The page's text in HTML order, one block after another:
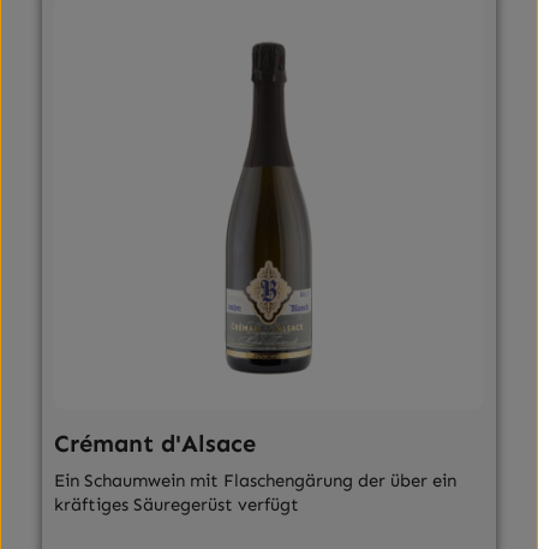
Crémant d'Alsace
Ein Schaumwein mit Flaschengärung der über ein
kräftiges Säuregerüst verfügt